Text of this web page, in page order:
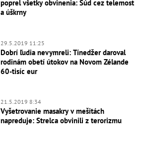
poprel všetky obvinenia: Súd cez telemost
a úškrny
29.5.2019 11:25
Dobrí ľudia nevymreli: Tínedžer daroval
rodinám obetí útokov na Novom Zélande
60-tisíc eur
21.5.2019 8:34
Vyšetrovanie masakry v mešitách
napreduje: Strelca obvinili z terorizmu